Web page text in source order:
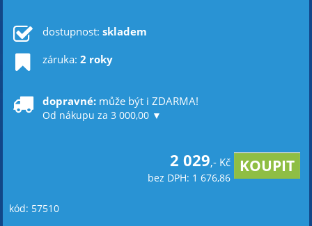
dostupnost: skladem
záruka: 2 roky
dopravné: může být i ZDARMA!
Od nákupu za 3 000,00 ▼
2 029,- Kč
bez DPH: 1 676,86
kód: 57510